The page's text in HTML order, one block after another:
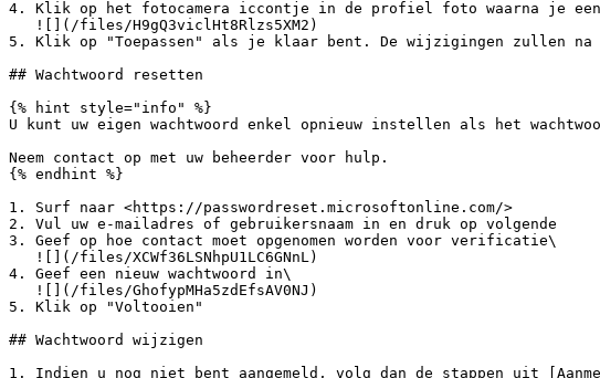
4. Klik op het fotocamera iccontje in de profiel foto waarna je een
5. Klik op "Toepassen" als je klaar bent. De wijzigingen zullen na
## Wachtwoord resetten
{% hint style="info" %}
U kunt uw eigen wachtwoord enkel opnieuw instellen als het
Neem contact op met uw beheerder voor hulp.
{% endhint %}
1. Surf naar <https://passwordreset.microsoftonline.com/>
2. Vul uw e-mailadres of gebruikersnaam in en druk op volgende
3. Geef op hoe contact moet opgenomen worden voor verificatie\
4. Geef een nieuw wachtwoord in\
5. Klik op "Voltooien"
## Wachtwoord wijzigen
1. Indien u nog niet bent aangemeld, volg dan de stappen uit